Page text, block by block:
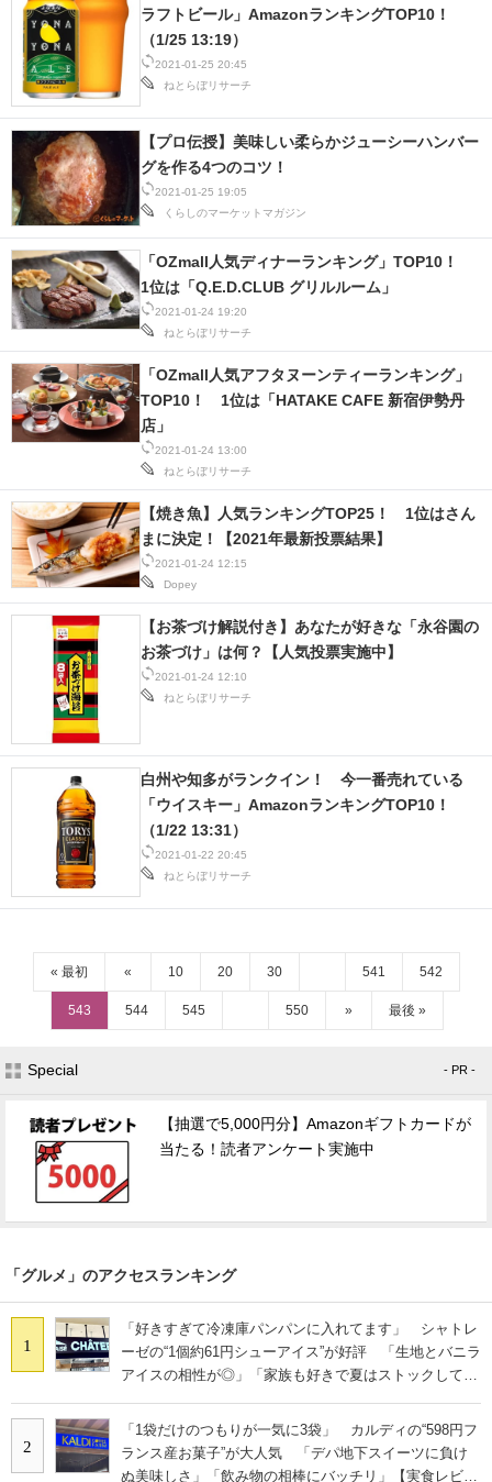
2021-01-25 20:45
ねとらぼリサーチ
ラフトビール」AmazonランキングTOP10！
（1/25 13:19）
2021-01-25 19:05
くらしのマーケットマガジン
【プロ伝授】美味しい柔らかジューシーハンバー
グを作る4つのコツ！
2021-01-24 19:20
ねとらぼリサーチ
「OZmall人気ディナーランキング」TOP10！
1位は「Q.E.D.CLUB グリルルーム」
2021-01-24 13:00
ねとらぼリサーチ
「OZmall人気アフタヌーンティーランキング」
TOP10！ 1位は「HATAKE CAFE 新宿伊勢丹
店」
2021-01-24 12:15
Dopey
【焼き魚】人気ランキングTOP25！ 1位はさん
まに決定！【2021年最新投票結果】
2021-01-24 12:10
ねとらぼリサーチ
【お茶づけ解説付き】あなたが好きな「永谷園の
お茶づけ」は何？【人気投票実施中】
2021-01-22 20:45
ねとらぼリサーチ
白州や知多がランクイン！ 今一番売れている
「ウイスキー」AmazonランキングTOP10！
（1/22 13:31）
« 最初 « 10 20 30 541 542
543 544 545 550 » 最後 »
Special - PR -
【抽選で5,000円分】Amazonギフトカードが
当たる！読者アンケート実施中
「グルメ」のアクセスランキング
1
「好きすぎて冷凍庫パンパンに入れてます」 シャトレ
ーゼの“1個約61円シューアイス”が好評 「生地とバニラ
アイスの相性が◎」「家族も好きで夏はストックして
2
「1袋だけのつもりが一気に3袋」 カルディの“598円フ
ランス産お菓子”が大人気 「デパ地下スイーツに負け
ぬ美味しさ」「飲み物の相棒にバッチリ」【実食レビュ